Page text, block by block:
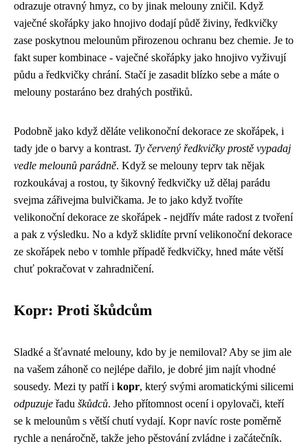
odrazuje otravný hmyz, co by jinak melouny zničil. Když
vaječné skořápky jako hnojivo dodají půdě živiny, ředkvičky
zase poskytnou melounům přirozenou ochranu bez chemie. Je to
fakt super kombinace - vaječné skořápky jako hnojivo vyživují
půdu a ředkvičky chrání. Stačí je zasadit blízko sebe a máte o
melouny postaráno bez drahých postřiků.
Podobně jako když děláte velikonoční dekorace ze skořápek, i
tady jde o barvy a kontrast. Ty červený ředkvičky prostě vypadaj
vedle melounů parádně. Když se melouny teprv tak nějak
rozkoukávaj a rostou, ty šikovný ředkvičky už dělaj parádu
svejma zářivejma bulvičkama. Je to jako když tvoříte
velikonoční dekorace ze skořápek - nejdřív máte radost z tvoření
a pak z výsledku. No a když sklidíte první velikonoční dekorace
ze skořápek nebo v tomhle případě ředkvičky, hned máte větší
chuť pokračovat v zahradničení.
Kopr: Proti škůdcům
Sladké a šťavnaté melouny, kdo by je nemiloval? Aby se jim ale
na vašem záhoně co nejlépe dařilo, je dobré jim najít vhodné
sousedy. Mezi ty patří i kopr, který svými aromatickými silicemi
odpuzuje řadu škůdců. Jeho přítomnost ocení i opylovači, kteří
se k melounům s větší chutí vydají. Kopr navíc roste poměrně
rychle a nenáročně, takže jeho pěstování zvládne i začátečník.